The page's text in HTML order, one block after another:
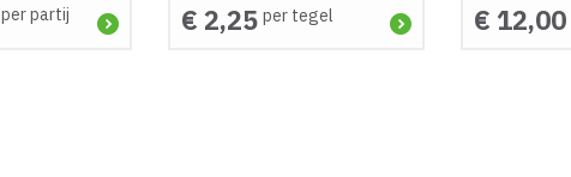
per partij € 2,25 per tegel € 12,00